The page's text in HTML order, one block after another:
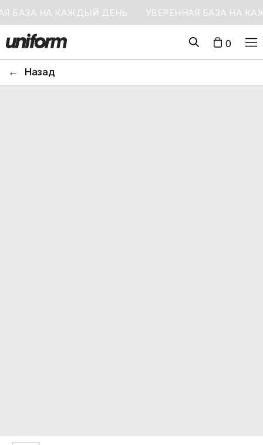
НА КАЖДЫЙ ДЕНЬ УВЕРЕННАЯ БАЗА НА
0
Назад
←